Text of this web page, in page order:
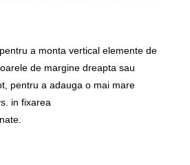
a monta vertical elemente de
de margine dreapta sau
pentru a adauga o mai mare
in fixarea